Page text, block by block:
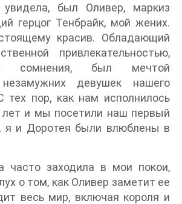
был Оливер, маркиз
герцог Тенбрайк, мой жених.
красив. Обладающий
привлекательностью,
сомнения, был мечтой
девушек нашего
тех пор, как нам исполнилось
лет и мы посетили наш первый
я и Доротея были влюблены в
часто заходила в мои покои,
о том, как Оливер заметит ее
весь мир, включая короля и